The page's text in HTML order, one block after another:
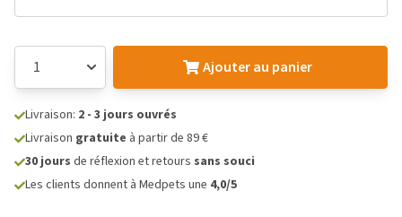
Ajouter au panier
Livraison: 2 - 3 jours ouvrés
Livraison gratuite à partir de 89 €
30 jours de réflexion et retours sans souci
Les clients donnent à Medpets une 4,0/5